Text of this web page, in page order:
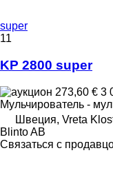
super
11
KP 2800 super
273,60 € 3
Мульчирователь -
Швеция, Vreta
Blinto AB
Связаться с